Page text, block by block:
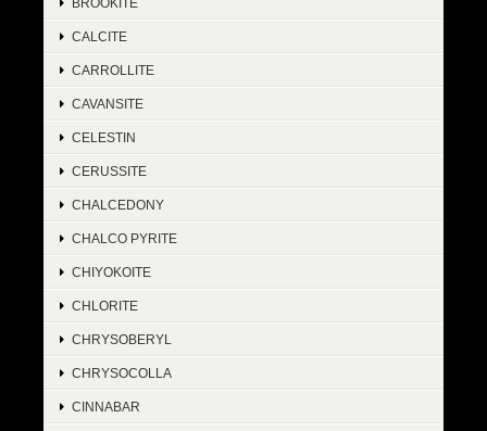
CALCITE
CARROLLITE
CAVANSITE
CELESTIN
CERUSSITE
CHALCEDONY
CHALCO PYRITE
CHIYOKOITE
CHLORITE
CHRYSOBERYL
CHRYSOCOLLA
CINNABAR